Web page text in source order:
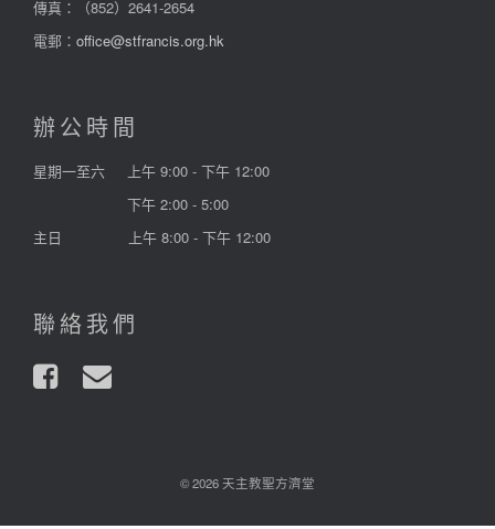
傳真：（852）2641-2654
電郵： office@stfrancis.org.hk
辦公時間
星期一至六
上午 9:00 - 下午 12:00
下午 2:00 - 5:00
主日
上午 8:00 - 下午 12:00
聯絡我們
© 2026 天主教聖方濟堂